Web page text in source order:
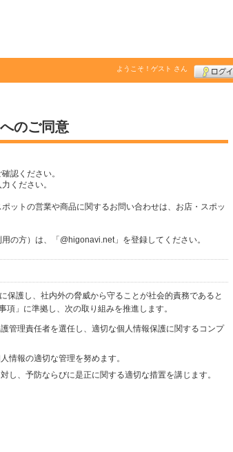
ようこそ！ ゲスト さん
のご同意
認ください。
ください。
ットの営業や商品に関するお問い合わせは、お店・スポッ
の方）は、「@higonavi.net」を登録してください。
護し、社内外の脅威から守ることが社会的責務であると
」に準拠し、次の取り組みを推進します。
管理責任者を選任し、適切な個人情報保護に関するコンプ
情報の適切な管理を努めます。
、予防ならびに是正に関する適切な措置を講じます。